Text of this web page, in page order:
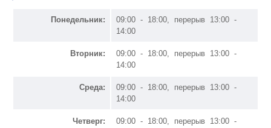
Понедельник:
09:00 - 18:00, перерыв 13:00 -
14:00
Вторник:
09:00 - 18:00, перерыв 13:00 -
14:00
Среда:
09:00 - 18:00, перерыв 13:00 -
14:00
Четверг:
09:00 - 18:00, перерыв 13:00 -